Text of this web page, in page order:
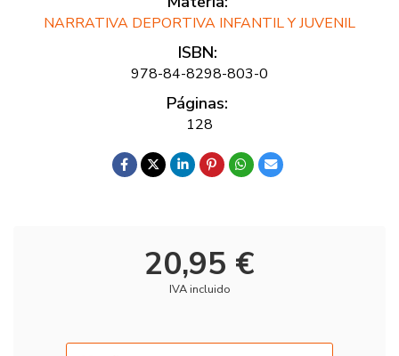
NARRATIVA DEPORTIVA INFANTIL Y JUVENIL
ISBN:
978-84-8298-803-0
Páginas:
128
20,95 €
IVA incluido